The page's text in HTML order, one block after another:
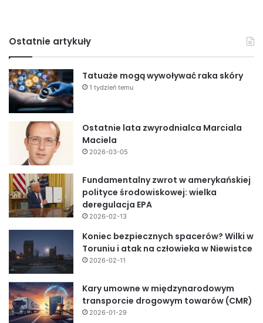
Ostatnie artykuły
Tatuaże mogą wywoływać raka skóry
1 tydzień temu
Ostatnie lata zwyrodnialca Marciala
Maciela
2026-03-05
Fundamentalny zwrot w amerykańskiej
polityce środowiskowej: wielka
deregulacja EPA
2026-02-13
Koniec bezpiecznych spacerów? Wilki w
Toruniu i atak na człowieka w Niewistce
2026-02-11
Kary umowne w międzynarodowym
transporcie drogowym towarów (CMR)
2026-01-29